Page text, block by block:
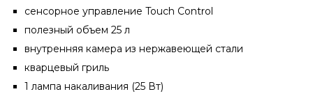
сенсорное управление Touch Control
полезный объем 25 л
внутренняя камера из нержавеющей стали
кварцевый гриль
1 лампа накаливания (25 Вт)